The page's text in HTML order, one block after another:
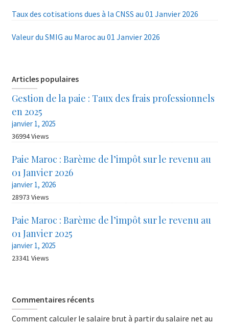
Taux des cotisations dues à la CNSS au 01 Janvier 2026
Valeur du SMIG au Maroc au 01 Janvier 2026
Articles populaires
Gestion de la paie : Taux des frais professionnels
en 2025
janvier 1, 2025
36994 Views
Paie Maroc : Barème de l’impôt sur le revenu au
01 Janvier 2026
janvier 1, 2026
28973 Views
Paie Maroc : Barème de l’impôt sur le revenu au
01 Janvier 2025
janvier 1, 2025
23341 Views
Commentaires récents
Comment calculer le salaire brut à partir du salaire net au